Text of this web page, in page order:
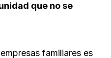
que no se
familiares es